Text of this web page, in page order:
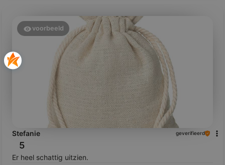
voorbeeld
Stefanie geverifieerd
5
Er heel schattig uitzien.